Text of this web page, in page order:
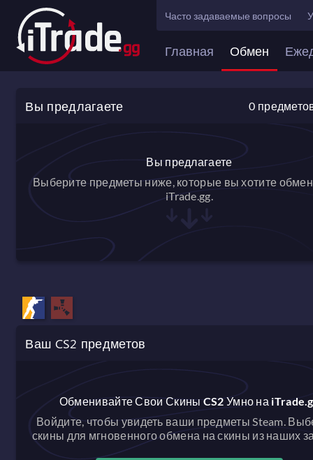
Часто задаваемые вопросы
Главная Обмен
Вы предлагаете 0
Вы предлагаете
Выберите предметы ниже, которые вы хотите
iTrade.gg.
Ваш CS2 предметов
Обменивайте Свои Скины CS2 Умно на
Войдите, чтобы увидеть ваши предметы Steam.
скины для мгновенного обмена на скины из наших